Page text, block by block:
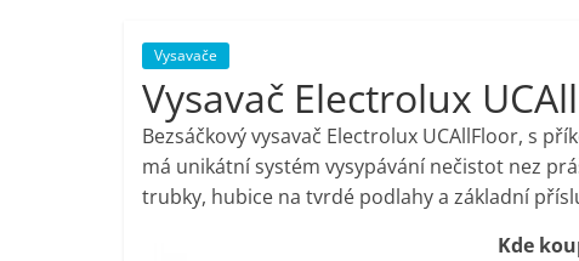
porovnání,
pračky,
televize,
Vysavače
Vysavač Electrolux
Bezsáčkový vysavač Electrolux UCAllFloor, s
má unikátní systém vysypávání nečistot nez
trubky, hubice na tvrdé podlahy a základní
Kde